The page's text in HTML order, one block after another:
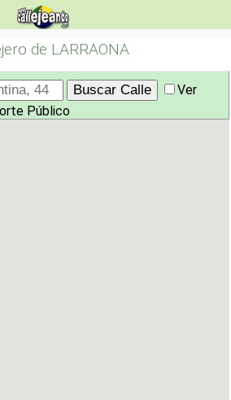
de LARRAONA
Ver
Público